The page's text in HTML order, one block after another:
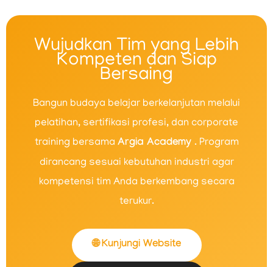
Wujudkan Tim yang Lebih
Kompeten dan Siap
Bersaing
Bangun budaya belajar berkelanjutan melalui
pelatihan, sertifikasi profesi, dan corporate
training bersama Argia Academy . Program
dirancang sesuai kebutuhan industri agar
kompetensi tim Anda berkembang secara
terukur.
🌐 Kunjungi Website